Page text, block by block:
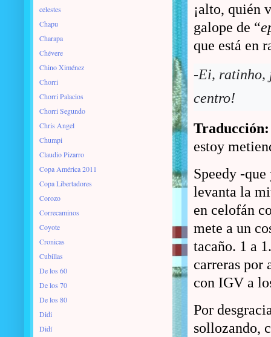
¡alto, quién
galope de “
que está en
-Ei, ratinho,
centro!
Traducción:
estoy
Speedy -
levanta la
en celofán
mete a un
tacaño. 1 a
carreras por
con IGV a
Por
sollozando,
celestes
Chapu
Charapa
Chévere
Chino Ximénez
Chorri
Chorri Palacios
Chorri Segundo
Chris Angel
Chumpi
Claudio Pizarro
Copa América 2011
Copa Libertadores
Corozo
Correcaminos
Coyote
Cronicas
Cubillas
De los 60
De los 70
De los 80
Didi
Didí